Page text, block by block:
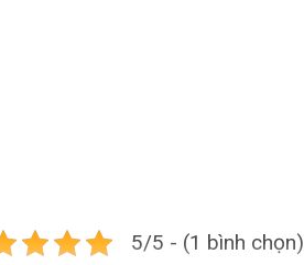
5/5 - (1 bình chọn)